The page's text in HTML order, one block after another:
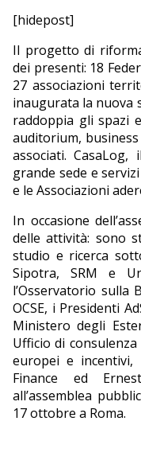
[hidepost]
Il progetto di
dei presenti: 18
27 associazioni
inaugurata la nuova
raddoppia gli spazi
auditorium,
associati.
grande sede e
e le Associazioni
In occasione
delle attività: sono
studio e ricerca
Sipotra, SRM e
l’Osservatorio sulla
OCSE, i Presidenti
Ministero degli
Ufficio di
europei e incentivi,
Finance ed
all’assemblea
17 ottobre a Roma.